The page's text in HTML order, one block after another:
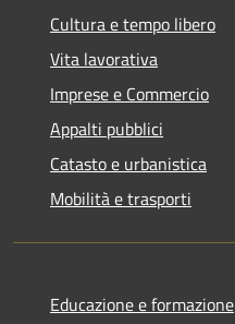
Cultura e tempo libero
Vita lavorativa
Imprese e Commercio
Appalti pubblici
Catasto e urbanistica
Mobilità e trasporti
Educazione e formazione